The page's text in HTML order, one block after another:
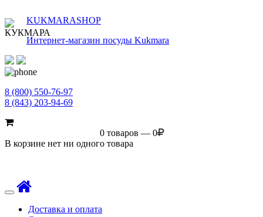
KUKMARASHOP
Интернет-магазин посуды Kukmara
8 (800) 550-76-97
8 (843) 203-94-69
0 товаров — 0
В корзине нет ни одного товара
Toggle
navigationДоставка и оплата